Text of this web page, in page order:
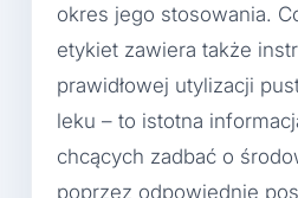
okres jego stosowania.
etykiet zawiera także
prawidłowej utylizacji
leku – to istotna
chcących zadbać o
poprzez odpowiednie